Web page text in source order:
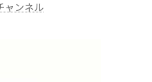
ャンネル